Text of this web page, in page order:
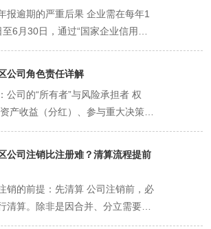
律程序。在新都区创业，务必在名
阶段就遵循上述规则，充分利用线
低，且并非所有行业都被允许。强
议将住宅作为首选方案。 Q2：注
主要办事机构所在地。如果实际情
变化，公司搬迁至新地址，必须在
向登记机关申请办理地址变更登
），公司将面临被列入“经营异常名
Q3：一个地址可以注册多家公司
： 可以，这被称为“一址多照”。但
”与“过于狭窄” 切忌贪多： 避免将
完全无关、未来也不可能从事的项
上。过多的经营范围可能： 让客户
伙伴觉得公司主业不清、缺乏专
在税务上带来不必要的复杂性，可能
一些无关的税种。 影响公司未来申
成“超范围经营”，需要频繁办理变
未来预留空间（适度原则） 在保
的前提下，可以为未来3-5年的战
方向适当预留空间。例如，一个当
研发的企业，如果未来计划自产自
企业的生产经营所得，作为投资人个
经营所得”，适用5%-35%的五级超
理结构规范，要求设立股东会、董
或执行董事）、监事会（或监
所有权与经营权可分离，易于吸引
资和进行股权激励，未来发展空间
便于“股转”（转让股权）或引入新
个人独资企业： 结构简单，由投
人所有并控制，决策效率高。但难
股权融资，发展受限于投资人个人
才、急需紧缺人才，在安家补贴、
学、医疗保障等方面提供支持。 个
侧重点 适合的企业类型 现代交通
能区 重大项目和科技创新导向。
资产投资额大的项目、国家级“专精
突破关键技术的“卡脖子”项目实
一议”。 资金技术密集、具备核心
先进制造和研发类企业。 智能家居
品牌与转型升级导向。 鼓励企业
，决策高效。 适用： 企业由一方
营，另一方辅助的情况。 方案二：
60%），负责经营的子女
），提供资金支持但不参与经营的
10%），技术入股的子女
）。 优势： 相对公平，能激励不
的家族成员。 方案三：成立家族持
（适用于成长期或计划上市） 结
家族成员共同出资成立一家有限责任
持股平台），再由这家平台持有运
下某家公司因故被列入经营异常名
通过登记住所无法联系），可能会
址上注册的其他公司的信誉造成潜
。 二、“集群注册”（地址托管） 定
是一种更彻底的“一址多照”，通常
已获得政府认可的托管公司（如众
册登记，并提供地址托管、法律文
、商务秘书等服务。 适用条件：
构资质： 提供集群注册服务的机构
经过市场监督管理部门认定或备
使用“网络经营场所”（电商平台提
铺网址）注册。 二、注册资本认缴
填得极高（如1亿元），远超实际
力。 后果： 法律风险极高。一旦
不抵债，股东需在认缴出资额范围
司债务承担清偿责任。这意味着，
亿，就可能要以个人财产承担1亿的
避坑指南： 秉承“量力而行”原则，
资本与公司实际经营规模和风险相匹
，初期可设定在10-100万之间。
按商品销售纳税），或者被核定了
税种，增加不必要的税负和申报麻
政许可缺失的风险： 若经营范围
取得相应许可证就开展经营，则构
的风险： 在与客户、合作伙伴签订合
如果业务超出经营范围，合同可能
报逾期的严重后果 企业需在每年1
至6月30日，通过“国家企业信用信
系统”报送上一年度报告。 逾期未
被市场监管部门列入经营异常名
通过公示系统向全社会公示。 列
异常名录”的即时影响： 信用污
业在政府采购、工程招投标、国有
让、授予荣誉称号等活动中将依法
制或者禁入。 合作受阻： 合作伙
户在交易前会查询企业信用状况，
常将严重影响商业合作。 贷款困
行等金融机构在审批贷款时会拒绝
公司角色责任详解​
公司的“所有者”与风险承担者 权
产收益（分红）、参与重大决策
）、选择管理者。 责任： 有限责
其认缴的出资额为限对公司债务承
。这是公司制的基石。 出资义务：
公司注销比注册难？清算流程提前
销的前提：先清算 公司注销前，必
清算。除非是因合并、分立需要解
债权人利益能得到充分保护。 二、